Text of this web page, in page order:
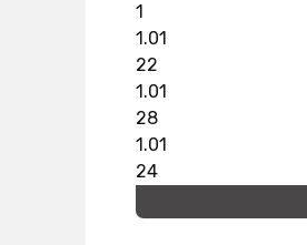
1
1.01
22
1.01
28
1.01
24